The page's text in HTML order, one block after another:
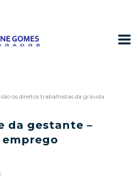
os direitos trabalhistas da grávida
da gestante –